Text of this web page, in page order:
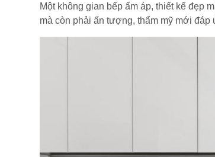
Một không gian bếp ấm áp, thiết kế đẹp
mà còn phải ấn tượng, thẩm mỹ mới